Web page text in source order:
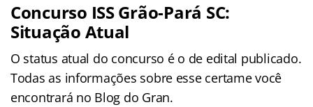
Concurso ISS Grão-Pará SC:
Situação Atual
O status atual do concurso é o de edital publicado.
Todas as informações sobre esse certame você
encontrará no Blog do Gran.